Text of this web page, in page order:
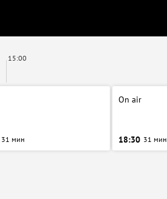
15:00
31 мин
On air
18:30 31 мин